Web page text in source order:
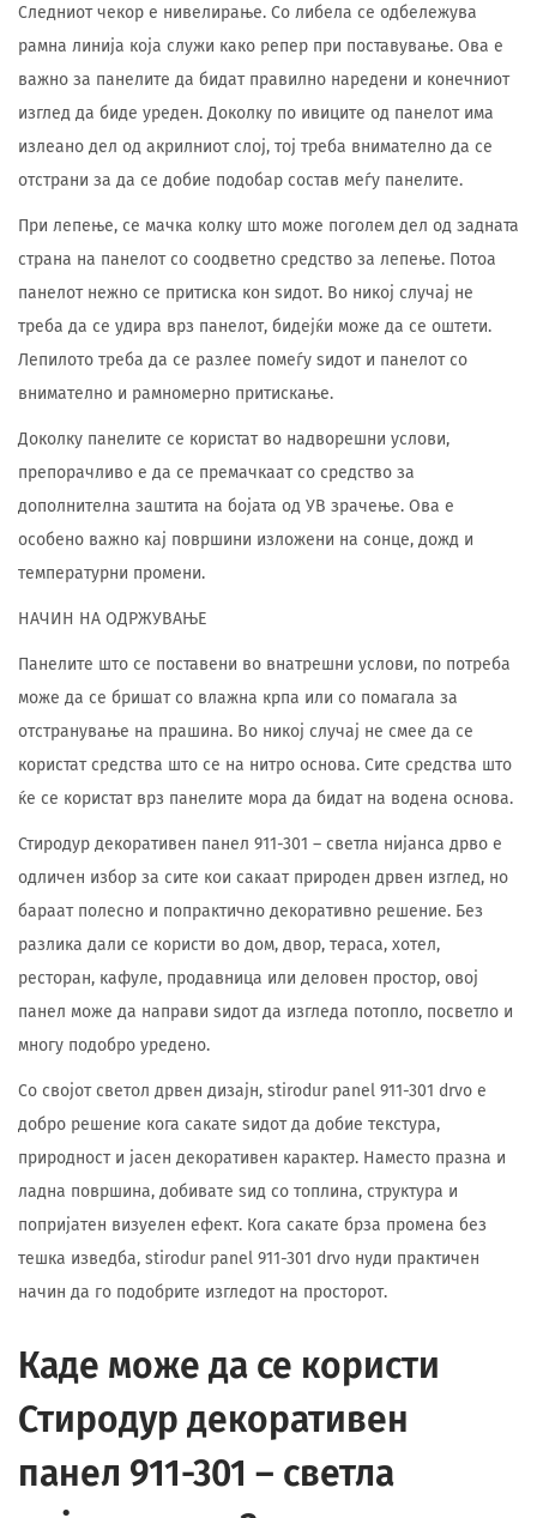
Следниот чекор е нивелирање. Со либела се одбележува
рамна линија која служи како репер при поставување. Ова е
важно за панелите да бидат правилно наредени и конечниот
изглед да биде уреден. Доколку по ивиците од панелот има
излеано дел од акрилниот слој, тој треба внимателно да се
отстрани за да се добие подобар состав меѓу панелите.
При лепење, се мачка колку што може поголем дел од задната
страна на панелот со соодветно средство за лепење. Потоа
панелот нежно се притиска кон ѕидот. Во никој случај не
треба да се удира врз панелот, бидејќи може да се оштети.
Лепилото треба да се разлее помеѓу ѕидот и панелот со
внимателно и рамномерно притискање.
Доколку панелите се користат во надворешни услови,
препорачливо е да се премачкаат со средство за
дополнителна заштита на бојата од УВ зрачење. Ова е
особено важно кај површини изложени на сонце, дожд и
температурни промени.
НАЧИН НА ОДРЖУВАЊЕ
Панелите што се поставени во внатрешни услови, по потреба
може да се бришат со влажна крпа или со помагала за
отстранување на прашина. Во никој случај не смее да се
користат средства што се на нитро основа. Сите средства што
ќе се користат врз панелите мора да бидат на водена основа.
Стиродур декоративен панел 911-301 – светла нијанса дрво е
одличен избор за сите кои сакаат природен дрвен изглед, но
бараат полесно и попрактично декоративно решение. Без
разлика дали се користи во дом, двор, тераса, хотел,
ресторан, кафуле, продавница или деловен простор, овој
панел може да направи ѕидот да изгледа потопло, посветло и
многу подобро уредено.
Со својот светол дрвен дизајн, stirodur panel 911-301 drvo е
добро решение кога сакате ѕидот да добие текстура,
природност и јасен декоративен карактер. Наместо празна и
ладна површина, добивате ѕид со топлина, структура и
попријатен визуелен ефект. Кога сакате брза промена без
тешка изведба, stirodur panel 911-301 drvo нуди практичен
начин да го подобрите изгледот на просторот.
Каде може да се користи
Стиродур декоративен
панел 911-301 – светла